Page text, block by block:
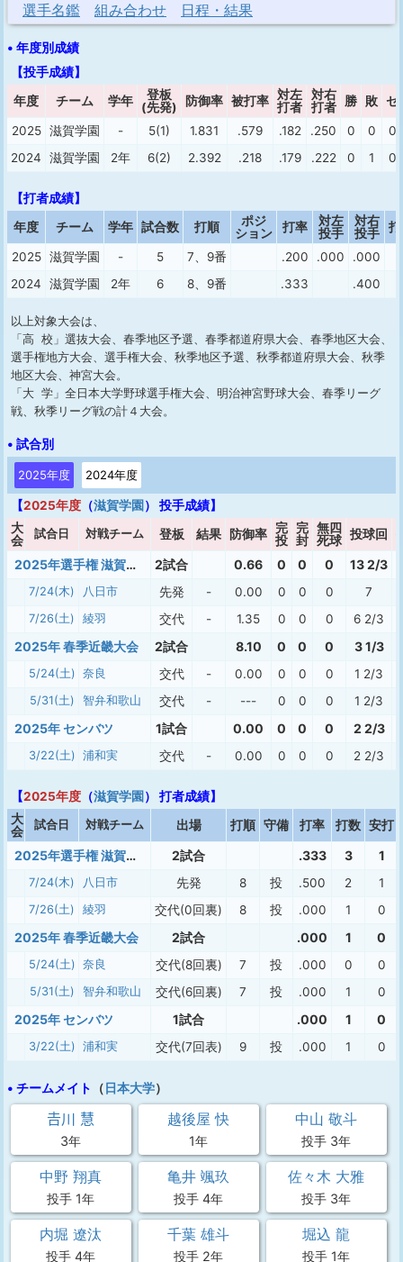
選手名鑑 組み合わせ 日程・結果
• 年度別成績
【投手成績】
年度
チーム 学年
登板
(先発)
防御率 被打率 対左
打者
対右
打者
勝 敗 セ
2025 滋賀学園 - 5(1) 1.831 .579 .182 .250 0 0
0
2024
滋賀学園 2年 6(2) 2.392 .218 .179 .222 0 1 0
【打者成績】
年度
チーム 学年 試合数 打順
ポジ
ション
打率
対左
投手
対右
投手
2025 滋賀学園 - 5 7、9番 .200 .000 .000
2024
滋賀学園 2年 6 8、9番 .333 .400
以上対象大会は、
「高 校」選抜大会、春季地区予選、春季都道府県大会、春季地区大会、
選手権地方大会、選手権大会、秋季地区予選、秋季都道府県大会、秋季
地区大会、神宮大会。
「大 学」全日本大学野球選手権大会、明治神宮野球大会、春季リーグ
戦、秋季リーグ戦の計４大会。
• 試合別
2025年度 2024年度
【2025年度 （滋賀学園 ） 投手成績】
大
会
試合日 対戦チーム 登板 結果 防御率
完
投
完
封
無四
死球 投球回
2025年選手権 滋賀大会 2試合 0.66 0 0 0 13 2/3
7/24(木) 八日市 先発 - 0.00 0 0 0 7
7/26(土) 綾羽 交代 - 1.35 0 0 0 6 2/3
2025年 春季近畿大会 2試合 8.10 0 0 0 3 1/3
5/24(土) 奈良 交代 - 0.00 0 0 0 1 2/3
5/31(土) 智弁和歌山 交代 - --- 0 0 0 1 2/3
2025年 センバツ 1試合 0.00 0 0 0 2 2/3
3/22(土) 浦和実 交代 - 0.00 0 0 0 2 2/3
【2025年度 （滋賀学園 ） 打者成績】
大
会
試合日 対戦チーム 出場 打順 守備 打率 打数 安打
2025年選手権 滋賀大会 2試合 .333 3 1
7/24(木) 八日市 先発 8 投 .500 2 1
7/26(土) 綾羽 交代(0回裏) 8 投 .000 1 0
2025年 春季近畿大会 2試合 .000 1 0
5/24(土) 奈良 交代(8回裏) 7 投 .000 0 0
5/31(土) 智弁和歌山 交代(6回裏) 7 投 .000 1 0
2025年 センバツ 1試合 .000 1 0
3/22(土) 浦和実 交代(7回表) 9 投 .000 1 0
• チームメイト （日本大学）
𠮷川 慧
3年
越後屋 快
1年
中山 敬斗
投手 3年
中野 翔真
投手 1年
亀井 颯玖
投手 4年
佐々木 大雅
投手 3年
内堀 遼汰
投手 4年
千葉 雄斗
投手 2年
堀込 龍
投手 1年